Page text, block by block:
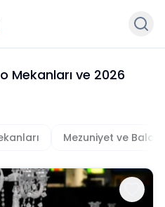
Mekanları ve 2026
Mezuniyet ve Balo